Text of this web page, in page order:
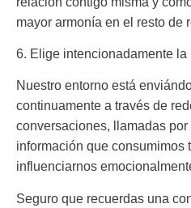
mayor armonía en el resto de
6. Elige intencionadamente
Nuestro entorno está
continuamente a través de
conversaciones, llamadas
información que consumimos
influenciarnos
Seguro que recuerdas una